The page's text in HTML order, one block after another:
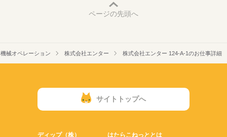
ページの先頭へ
機械オペレーション 株式会社エンター 株式会社エンター 124-A-1のお仕事詳細
サイトトップへ
ディップ（株） はたらこねっととは